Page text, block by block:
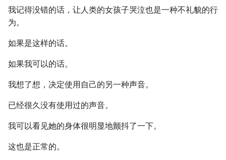
我记得没错的话，让人类的女孩子哭泣也是一种不礼貌的行
为。
如果是这样的话。
如果我可以的话。
我想了想，决定使用自己的另一种声音。
已经很久没有使用过的声音。
我可以看见她的身体很明显地颤抖了一下。
这也是正常的。